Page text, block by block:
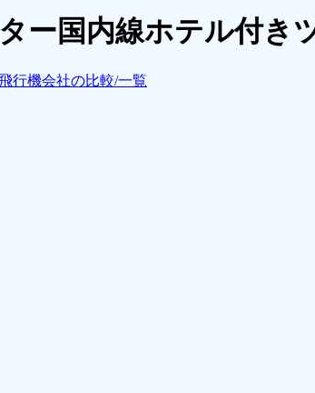
ー国内線ホテル付き
行機会社の比較/一覧